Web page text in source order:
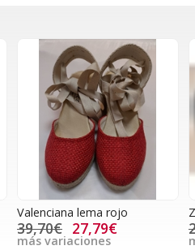
Valenciana lema rojo
39,70€ 27,79€
más variaciones